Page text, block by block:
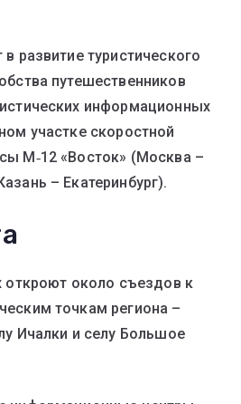
развитие туристического
путешественников
информационных
участке скоростной
М‑12 «Восток» (Москва –
– Екатеринбург).
откроют около съездов к
точкам региона –
Ичалки и селу Большое